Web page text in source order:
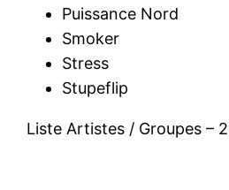
Puissance Nord
Smoker
Stress
Stupeflip
Liste Artistes / Groupes –